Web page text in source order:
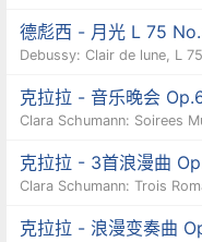
德彪西 - 月光 L 75
Debussy: Clair de lune, L
克拉拉 - 音乐晚会
Clara Schumann: Soirees
克拉拉 - 3首浪漫曲
Clara Schumann: Trois
克拉拉 - 浪漫变奏曲